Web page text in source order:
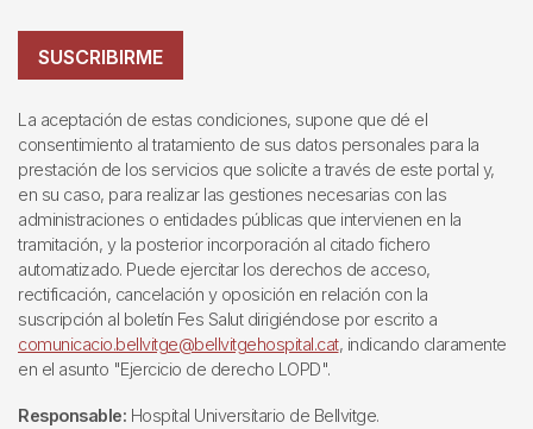
SUSCRIBIRME
La aceptación de estas condiciones, supone que dé el
consentimiento al tratamiento de sus datos personales para la
prestación de los servicios que solicite a través de este portal y,
en su caso, para realizar las gestiones necesarias con las
administraciones o entidades públicas que intervienen en la
tramitación, y la posterior incorporación al citado fichero
automatizado. Puede ejercitar los derechos de acceso,
rectificación, cancelación y oposición en relación con la
suscripción al boletín Fes Salut dirigiéndose por escrito a
comunicacio.bellvitge@bellvitgehospital.cat, indicando claramente
en el asunto "Ejercicio de derecho LOPD".
Responsable: Hospital Universitario de Bellvitge.